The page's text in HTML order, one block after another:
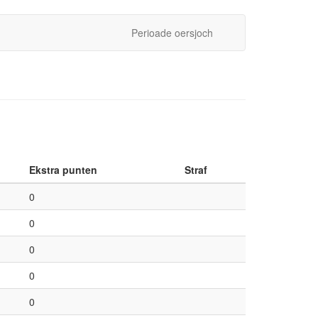
Perioade oersjoch
Ekstra punten
Straf
0
0
0
0
0